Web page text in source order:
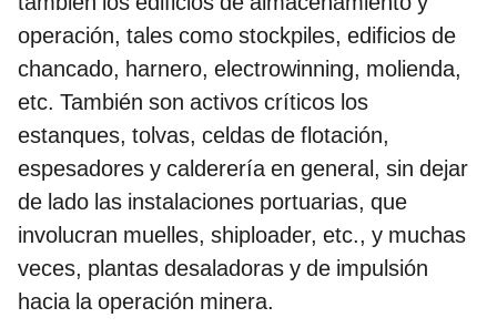
operación, tales como stockpiles, edificios de
chancado, harnero, electrowinning, molienda,
etc. También son activos críticos los
estanques, tolvas, celdas de flotación,
espesadores y calderería en general, sin dejar
de lado las instalaciones portuarias, que
involucran muelles, shiploader, etc., y muchas
veces, plantas desaladoras y de impulsión
hacia la operación minera.